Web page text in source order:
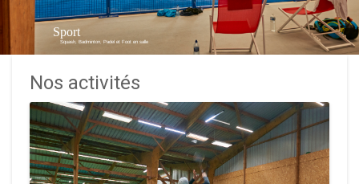
Sport
Squash, Badminton, Padel et Foot en salle
Nos activités